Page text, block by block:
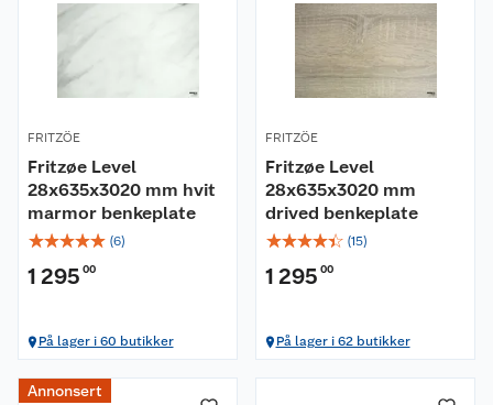
FRITZÖE
Fritzøe Level
28x635x3020 mm hvit
marmor benkeplate
☆☆☆☆☆ (6)
1 295 00
På lager i 60 butikker
FRITZÖE
Fritzøe Level
28x635x3020 mm
drived benkeplate
☆☆☆☆☆ (15)
1 295 00
På lager i 62 butikker
Annonsert